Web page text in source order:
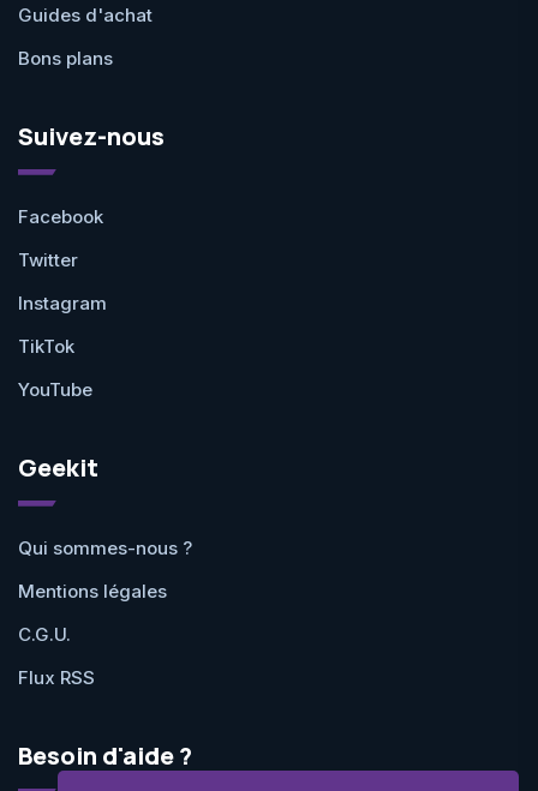
Guides d'achat
Bons plans
Suivez-nous
Facebook
Twitter
Instagram
TikTok
YouTube
Geekit
Qui sommes-nous ?
Mentions légales
C.G.U.
Flux RSS
Besoin d'aide ?